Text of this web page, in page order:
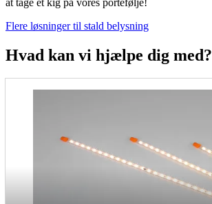
at tage et kig på vores portefølje!
Flere løsninger til stald belysning
Hvad kan vi hjælpe dig med?